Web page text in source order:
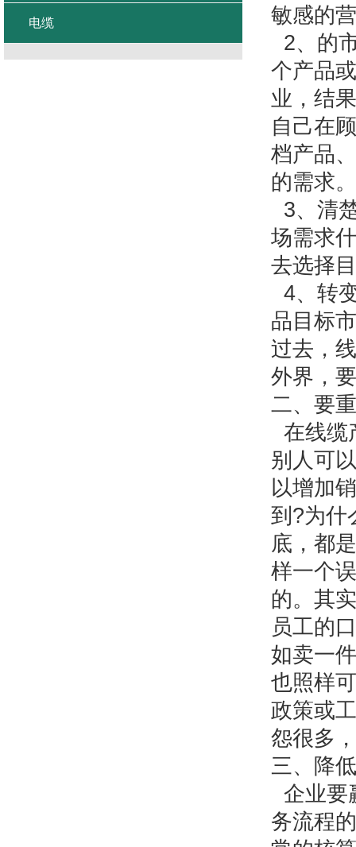
敏感的
2、的
个产品
业，结
自己在
档产品
的需求
3、清
场需求
去选择
4、转
品目标
过去，
外界，
二、要
在线缆
别人可
以增加
到?为什
底，都
样一个
的。其
员工的
如卖一
也照样
政策或
怨很多
三、降
企业要
务流程
电缆